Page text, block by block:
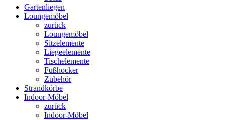
Gartenliegen
Loungemöbel
zurück
Loungemöbel
Sitzelemente
Liegeelemente
Tischelemente
Fußhocker
Zubehör
Strandkörbe
Indoor-Möbel
zurück
Indoor-Möbel